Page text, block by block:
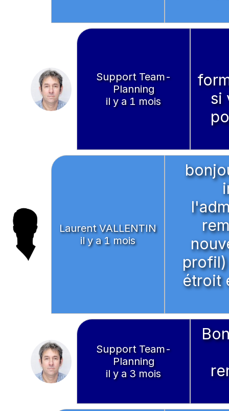
Support Team-
Planning
il y a 1 mois
si
Laurent VALLENTIN
il y a 1 mois
profil)
étroit
Support Team-
Planning
il y a 3 mois